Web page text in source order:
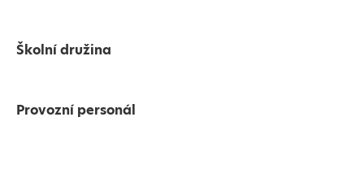
Školní družina
Provozní personál